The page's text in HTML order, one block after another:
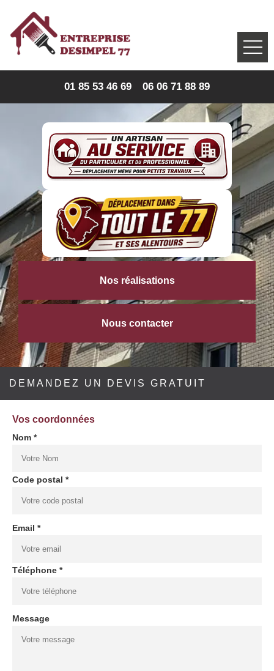
01 85 53 46 69 06 06 71 88 89
Nos réalisations
Nous contacter
DEMANDEZ UN DEVIS GRATUIT
Vos coordonnées
Nom *
Code postal *
Email *
Téléphone *
Message